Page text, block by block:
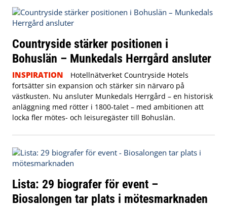
Countryside stärker positionen i
Bohuslän – Munkedals Herrgård ansluter
INSPIRATION
Hotellnätverket Countryside Hotels
fortsätter sin expansion och stärker sin närvaro på
västkusten. Nu ansluter Munkedals Herrgård – en historisk
anläggning med rötter i 1800-talet – med ambitionen att
locka fler mötes- och leisuregäster till Bohuslän.
Lista: 29 biografer för event –
Biosalongen tar plats i mötesmarknaden